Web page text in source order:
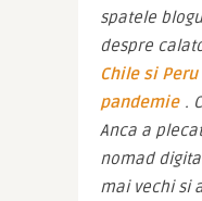
spatele
despre
Chile si
pandemie .
Anca a
nomad
mai vechi si